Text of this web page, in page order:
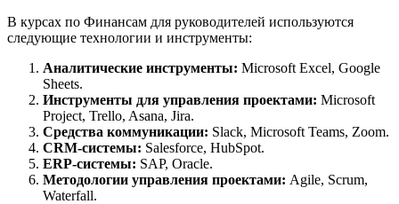
В курсах по Финансам для руководителей используются
следующие технологии и инструменты:
Аналитические инструменты: Microsoft Excel, Google
Sheets.
Инструменты для управления проектами: Microsoft
Project, Trello, Asana, Jira.
Средства коммуникации: Slack, Microsoft Teams, Zoom.
CRM-системы: Salesforce, HubSpot.
ERP-системы: SAP, Oracle.
Методологии управления проектами: Agile, Scrum,
Waterfall.